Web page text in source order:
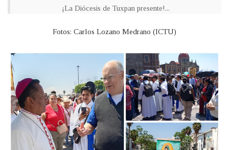
¡La Diócesis de Tuxpan presente!...
Fotos: Carlos Lozano Medrano (ICTU)